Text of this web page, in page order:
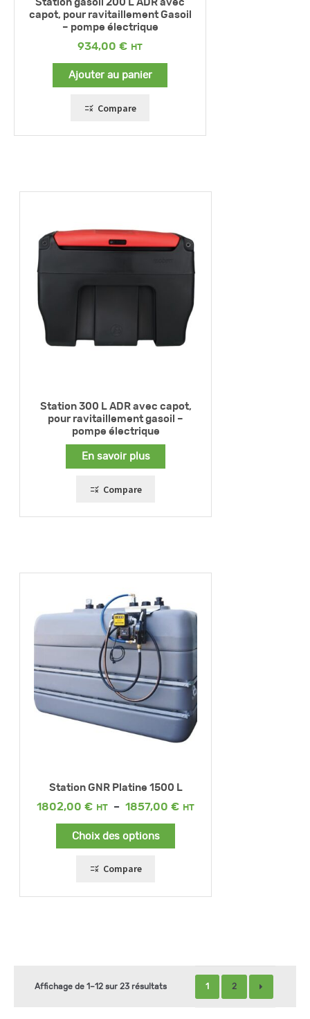
Station gasoil 200 L ADR avec
capot, pour ravitaillement Gasoil
– pompe électrique
934,00 €
Ajouter au panier
Compare
Station 300 L ADR avec capot,
pour ravitaillement gasoil –
pompe électrique
En savoir plus
Compare
Station GNR Platine 1500 L
1802,00 € – 1857,00 €
Plage
Choix des options
Compare
Affichage de 1–12 sur 23 résultats 1 2